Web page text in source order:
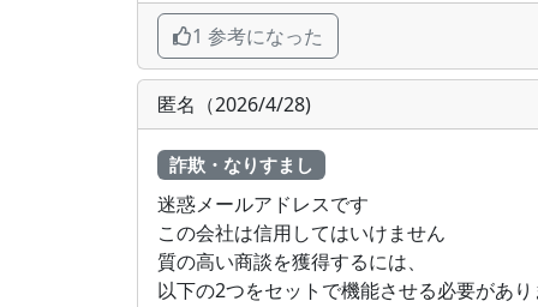
1 参考になった
匿名（2026/4/28)
詐欺・なりすまし
迷惑メールアドレスです
この会社は信用してはいけません
質の高い商談を獲得するには、
以下の2つをセットで機能させる必要があ